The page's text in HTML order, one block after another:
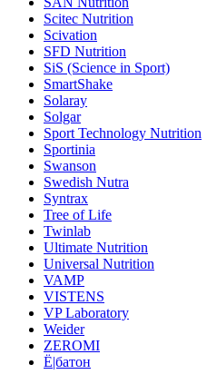
Scitec Nutrition
Scivation
SFD Nutrition
SiS (Science in Sport)
SmartShake
Solaray
Solgar
Sport Technology Nutrition
Sportinia
Swanson
Swedish Nutra
Syntrax
Tree of Life
Twinlab
Ultimate Nutrition
Universal Nutrition
VAMP
VISTENS
VP Laboratory
Weider
ZEROMI
Ё|батон